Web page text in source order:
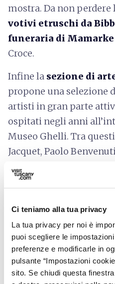
Ci teniamo alla tua privacy
La tua privacy per noi è
puoi scegliere le
preferenze e modificarle in
pulsante “Impostazioni
sito. Se chiudi questa
mostra. Da non
votivi etruschi da
funeraria di Mamarke
Croce.
Infine la sezione di
propone una selezione
artisti in gran parte
ospitati negli anni
Museo Ghelli. Tra
Jacquet, Paolo
Giuliano Ghelli,
museo stesso è intitolato.